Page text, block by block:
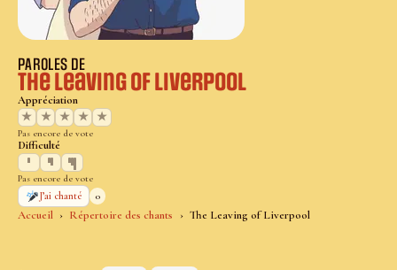
Accueil Répertoire des chants The Leaving of Liverpool
PAROLES DE
The Leaving of Liverpool
Appréciation
★
★ ★ ★ ★
Pas encore de vote
Difficulté
Pas encore de vote
J’ai chanté
0